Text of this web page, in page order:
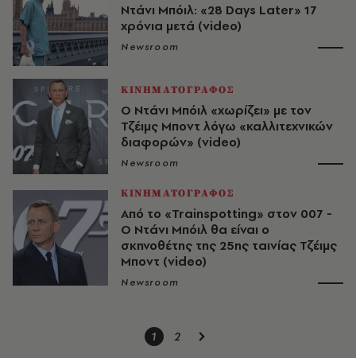
Ντάνι Μπόιλ: «28 Days Later» 17
χρόνια μετά (video)
Newsroom
ΚΙΝΗΜΑΤΟΓΡΑΦΟΣ
Ο Ντάνι Μπόιλ «χωρίζει» με τον
Τζέιμς Μποντ λόγω «καλλιτεχνικών
διαφορών» (video)
Newsroom
ΚΙΝΗΜΑΤΟΓΡΑΦΟΣ
Από το «Trainspotting» στον 007 -
Ο Ντάνι Μπόιλ θα είναι ο
σκηνοθέτης της 25ης ταινίας Τζέιμς
Μποντ (video)
Newsroom
1 2